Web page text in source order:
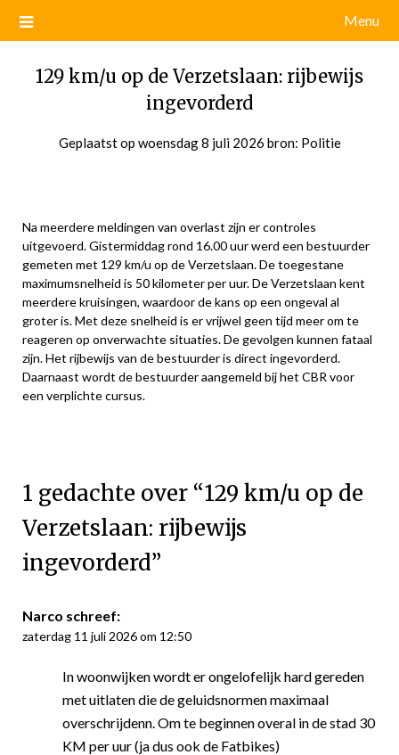
Menu
129 km/u op de Verzetslaan: rijbewijs
ingevorderd
Geplaatst op woensdag 8 juli 2026 door
bron: Politie
Na meerdere meldingen van overlast zijn er controles
uitgevoerd. Gistermiddag rond 16.00 uur werd een bestuurder
gemeten met 129 km/u op de Verzetslaan. De toegestane
maximumsnelheid is 50 kilometer per uur. De Verzetslaan kent
meerdere kruisingen, waardoor de kans op een ongeval al
groter is. Met deze snelheid is er vrijwel geen tijd meer om te
reageren op onverwachte situaties. De gevolgen kunnen fataal
zijn. Het rijbewijs van de bestuurder is direct ingevorderd.
Daarnaast wordt de bestuurder aangemeld bij het CBR voor
een verplichte cursus.
1 gedachte over “129 km/u op de
Verzetslaan: rijbewijs
ingevorderd”
Narco schreef:
zaterdag 11 juli 2026 om 12:50
In woonwijken wordt er ongelofelijk hard gereden
met uitlaten die de geluidsnormen maximaal
overschrijdenn. Om te beginnen overal in de stad 30
KM per uur (ja dus ook de Fatbikes)